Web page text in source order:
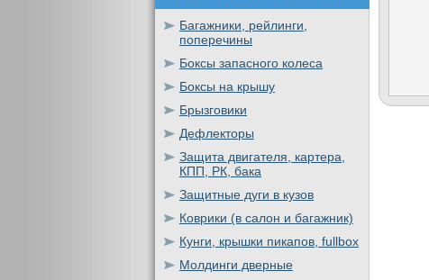
Багажники, рейлинги,
поперечины
Боксы запасного колеса
Боксы на крышу
Брызговики
Дефлекторы
Защита двигателя, картера,
КПП, РК, бака
Защитные дуги в кузов
Коврики (в салон и багажник)
Кунги, крышки пикапов, fullbox
Молдинги дверные